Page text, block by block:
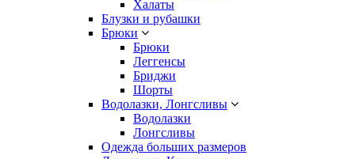
Халаты
Блузки и рубашки
Брюки
Брюки
Леггенсы
Бриджи
Шорты
Водолазки, Лонгсливы
Водолазки
Лонгсливы
Одежда больших размеров